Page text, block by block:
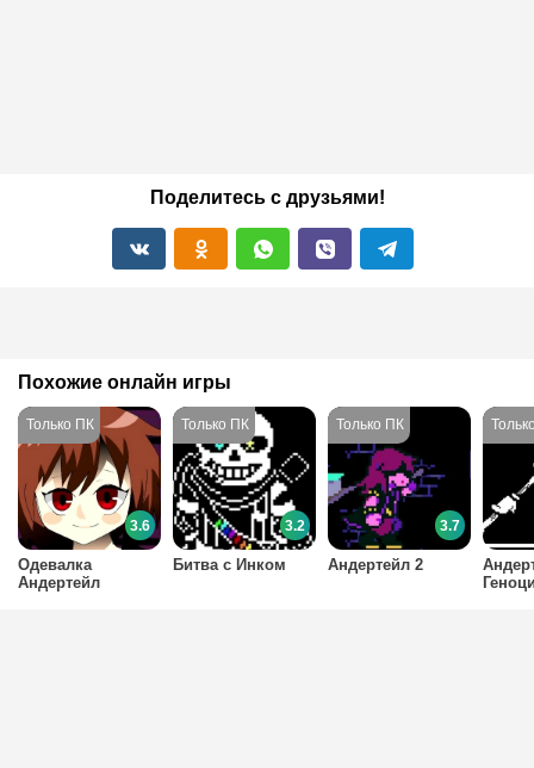
Поделитесь с друзьями!
Похожие онлайн игры
Одевалка
Андертейл
3.6
Битва с Инком
3.2
Андертейл 2
3.7